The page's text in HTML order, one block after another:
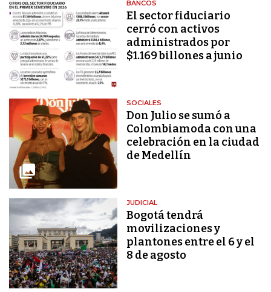
BANCOS
El sector fiduciario
cerró con activos
administrados por
$1.169 billones a junio
SOCIALES
Don Julio se sumó a
Colombiamoda con una
celebración en la ciudad
de Medellín
JUDICIAL
Bogotá tendrá
movilizaciones y
plantones entre el 6 y el
8 de agosto